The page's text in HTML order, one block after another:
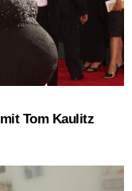
Tom Kaulitz